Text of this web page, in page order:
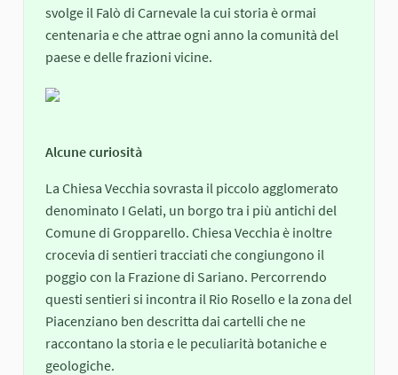
svolge il Falò di Carnevale la cui storia è ormai
centenaria e che attrae ogni anno la comunità del
paese e delle frazioni vicine.
Alcune curiosità
La Chiesa Vecchia sovrasta il piccolo agglomerato
denominato I Gelati, un borgo tra i più antichi del
Comune di Gropparello. Chiesa Vecchia è inoltre
crocevia di sentieri tracciati che congiungono il
poggio con la Frazione di Sariano. Percorrendo
questi sentieri si incontra il Rio Rosello e la zona del
Piacenziano ben descritta dai cartelli che ne
raccontano la storia e le peculiarità botaniche e
geologiche.